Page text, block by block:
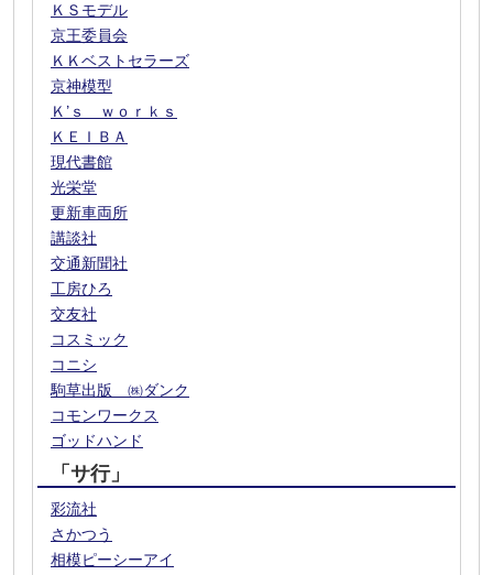
ＫＳモデル
京王委員会
ＫＫベストセラーズ
京神模型
Ｋ’ｓ ｗｏｒｋｓ
ＫＥＩＢＡ
現代書館
光栄堂
更新車両所
講談社
交通新聞社
工房ひろ
交友社
コスミック
コニシ
駒草出版 ㈱ダンク
コモンワークス
ゴッドハンド
「サ行」
彩流社
さかつう
相模ピーシーアイ